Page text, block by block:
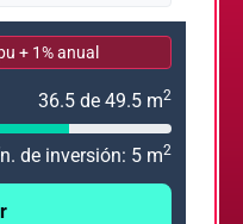
+ 1% anual
36.5 de 49.5 m2
de inversión: 5 m2